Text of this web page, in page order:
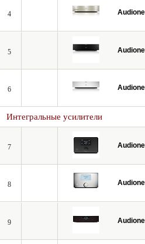
4
5
6
Интегральные усилители
7
8
9